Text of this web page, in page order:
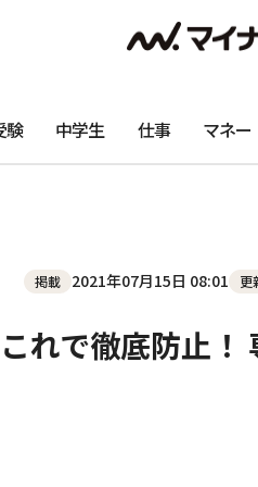
験 中学生 仕事 マネー
掲載 2021年07月15日 08:01 更
れで徹底防止！